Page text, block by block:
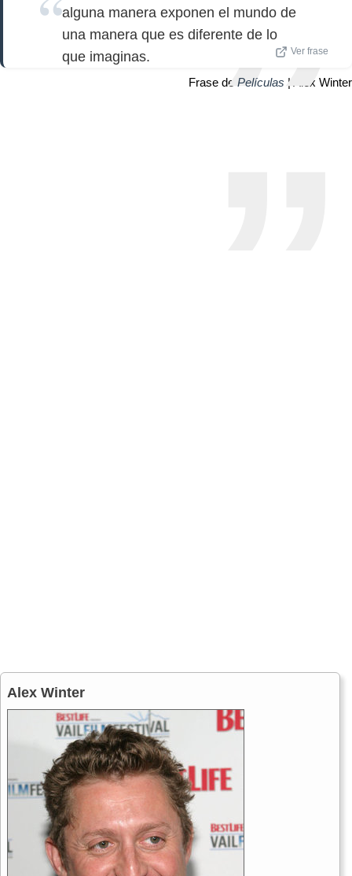
alguna manera exponen el mundo de
una manera que es diferente de lo
que imaginas.
Ver frase
Frase de Películas | Alex Winter
Alex Winter